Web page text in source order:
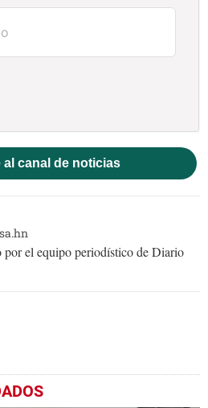
al canal de noticias
el equipo periodístico de Diario